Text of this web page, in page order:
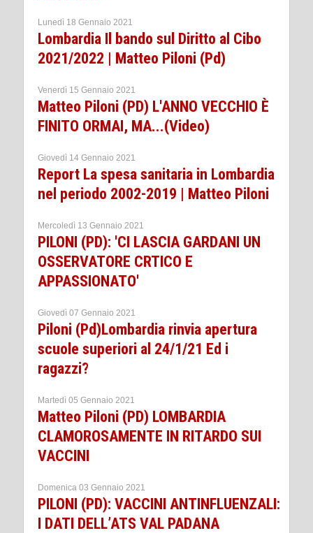
Lunedì 18 Gennaio 2021
Lombardia Il bando sul Diritto al Cibo
2021/2022 | Matteo Piloni (Pd)
Venerdì 15 Gennaio 2021
Matteo Piloni (PD) L'ANNO VECCHIO È
FINITO ORMAI, MA...(Video)
Giovedì 14 Gennaio 2021
Report La spesa sanitaria in Lombardia
nel periodo 2002-2019 | Matteo Piloni
Mercoledì 13 Gennaio 2021
PILONI (PD): 'CI LASCIA GARDANI UN
OSSERVATORE CRTICO E
APPASSIONATO'
Giovedì 07 Gennaio 2021
Piloni (Pd)Lombardia rinvia apertura
scuole superiori al 24/1/21 Ed i
ragazzi?
Martedì 05 Gennaio 2021
Matteo Piloni (PD) LOMBARDIA
CLAMOROSAMENTE IN RITARDO SUI
VACCINI
Domenica 03 Gennaio 2021
PILONI (PD): VACCINI ANTINFLUENZALI:
I DATI DELL’ATS VAL PADANA